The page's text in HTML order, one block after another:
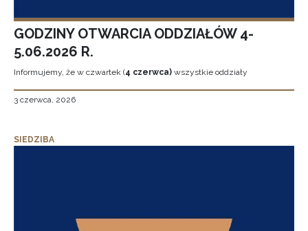
GODZINY OTWARCIA ODDZIAŁÓW 4-
5.06.2026 R.
Informujemy, że w czwartek (4 czerwca) wszystkie oddziały
3 czerwca, 2026
SIEDZIBA